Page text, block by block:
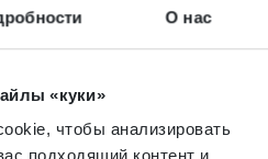
О нас
«куки»
чтобы анализировать